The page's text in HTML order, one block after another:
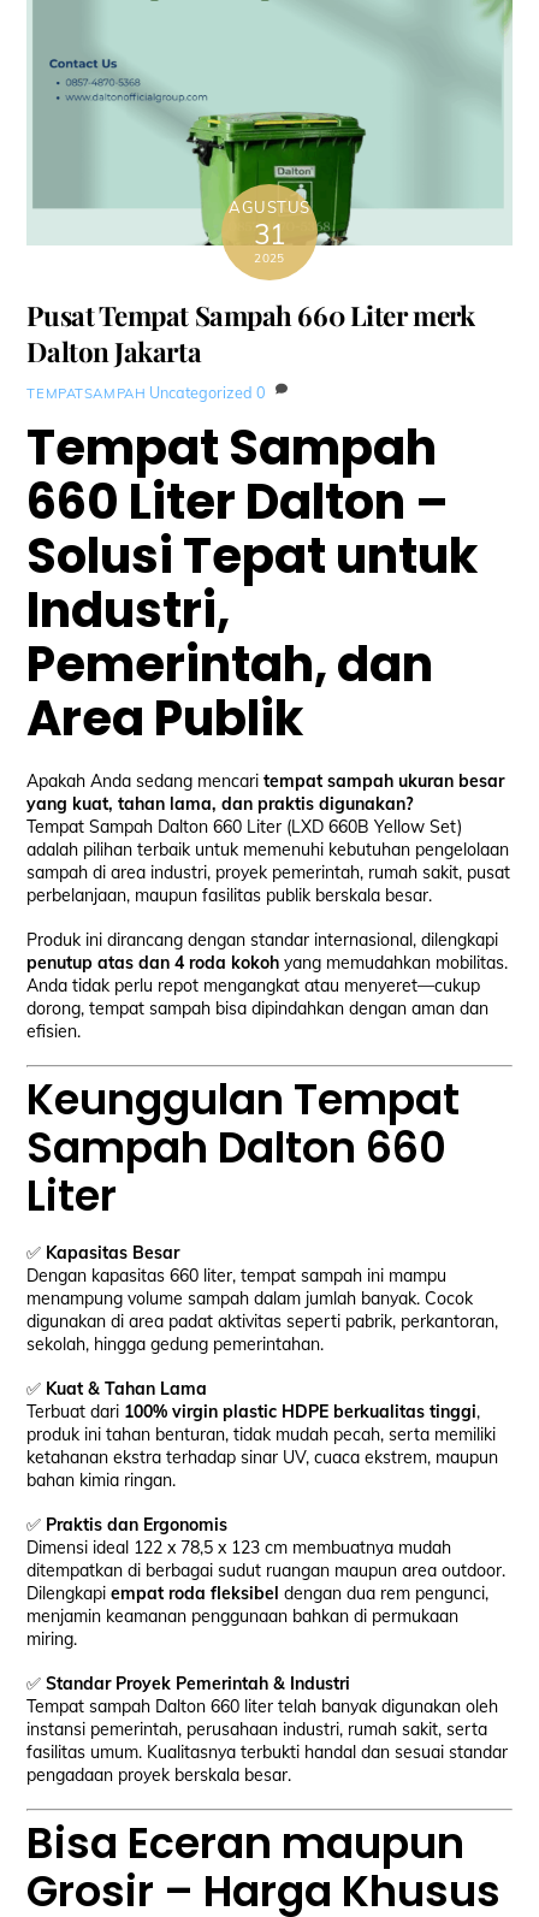
AGUSTUS
31
2025
Pusat Tempat Sampah 660 Liter merk
Dalton Jakarta
TEMPATSAMPAH Uncategorized 0
Tempat Sampah
660 Liter Dalton –
Solusi Tepat untuk
Industri,
Pemerintah, dan
Area Publik
Apakah Anda sedang mencaritempat sampah ukuran besar
yang kuat, tahan lama, dan praktis digunakan?
Tempat Sampah Dalton 660 Liter (LXD 660B Yellow Set)
adalah pilihan terbaik untuk memenuhi kebutuhan pengelolaan
sampah di area industri, proyek pemerintah, rumah sakit, pusat
perbelanjaan, maupun fasilitas publik berskala besar.
Produk ini dirancang dengan standar internasional, dilengkapi
penutup atas dan 4 roda kokoh yang memudahkan mobilitas.
Anda tidak perlu repot mengangkat atau menyeret—cukup
dorong, tempat sampah bisa dipindahkan dengan aman dan
efisien.
Keunggulan Tempat
Sampah Dalton 660
Liter
✅ Kapasitas Besar
Dengan kapasitas 660 liter, tempat sampah ini mampu
menampung volume sampah dalam jumlah banyak. Cocok
digunakan di area padat aktivitas seperti pabrik, perkantoran,
sekolah, hingga gedung pemerintahan.
✅ Kuat & Tahan Lama
Terbuat dari 100% virgin plastic HDPE berkualitas tinggi,
produk ini tahan benturan, tidak mudah pecah, serta memiliki
ketahanan ekstra terhadap sinar UV, cuaca ekstrem, maupun
bahan kimia ringan.
✅ Praktis dan Ergonomis
Dimensi ideal 122 x 78,5 x 123 cm membuatnya mudah
ditempatkan di berbagai sudut ruangan maupun area outdoor.
Dilengkapiempat roda fleksibel dengan dua rem pengunci,
menjamin keamanan penggunaan bahkan di permukaan
miring.
✅Standar Proyek Pemerintah & Industri
Tempat sampah Dalton 660 liter telah banyak digunakan oleh
instansi pemerintah, perusahaan industri, rumah sakit, serta
fasilitas umum. Kualitasnya terbukti handal dan sesuai standar
pengadaan proyek berskala besar.
Bisa Eceran maupun
Grosir – Harga Khusus